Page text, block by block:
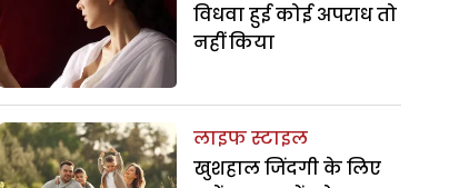
विधवा हुई कोई अपराध तो
नहीं किया
लाइफ स्टाइल
खुशहाल जिंदगी के लिए